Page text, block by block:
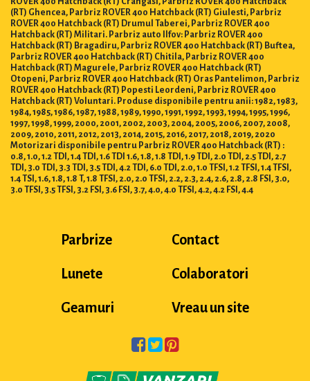
(RT) Ghencea, Parbriz ROVER 400 Hatchback (RT) Giulesti, Parbriz
ROVER 400 Hatchback (RT) Drumul Taberei, Parbriz ROVER 400
Hatchback (RT) Militari. Parbriz auto Ilfov: Parbriz ROVER 400
Hatchback (RT) Bragadiru, Parbriz ROVER 400 Hatchback (RT) Buftea,
Parbriz ROVER 400 Hatchback (RT) Chitila, Parbriz ROVER 400
Hatchback (RT) Magurele, Parbriz ROVER 400 Hatchback (RT)
Otopeni, Parbriz ROVER 400 Hatchback (RT) Oras Pantelimon, Parbriz
ROVER 400 Hatchback (RT) Popesti Leordeni, Parbriz ROVER 400
Hatchback (RT) Voluntari. Produse disponibile pentru anii: 1982, 1983,
1984, 1985, 1986, 1987, 1988, 1989, 1990, 1991, 1992, 1993, 1994, 1995, 1996,
1997, 1998, 1999, 2000, 2001, 2002, 2003, 2004, 2005, 2006, 2007, 2008,
2009, 2010, 2011, 2012, 2013, 2014, 2015, 2016, 2017, 2018, 2019, 2020
Motorizari disponibile pentru Parbriz ROVER 400 Hatchback (RT) :
0.8, 1.0, 1.2 TDI, 1.4 TDI, 1.6 TDI 1.6, 1.8, 1.8 TDI, 1.9 TDI, 2.0 TDI, 2.5 TDI, 2.7
TDI, 3.0 TDI, 3.3 TDI, 3.5 TDI, 4.2 TDI, 6.0 TDI, 2.0, 1.0 TFSI, 1.2 TFSI, 1.4 TFSI,
1.4 TSI, 1.6, 1.8, 1.8 T, 1.8 TFSI, 2.0, 2.0 TFSI, 2.2, 2.3, 2.4, 2.6, 2.8, 2.8 FSI, 3.0,
3.0 TFSI, 3.5 TFSI, 3.2 FSI, 3.6 FSI, 3.7, 4.0, 4.0 TFSI, 4.2, 4.2 FSI, 4.4
Parbrize
Lunete
Geamuri
Contact
Colaboratori
Vreau un site